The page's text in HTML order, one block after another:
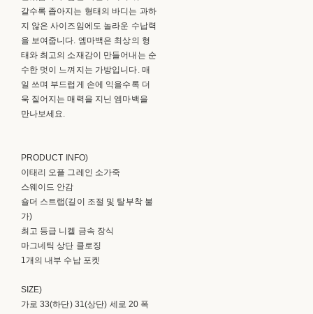
갈수록 좁아지는 형태의 바디는 과하
지 않은 사이즈임에도 놀라운 수납력
을 보여줍니다. 엠마백은 최상의 형
태와 최고의 소재감이 만들어내는 순
수한 멋이 느껴지는 가방입니다. 매
일 쓰며 부드럽게 손에 익을수록 더
욱 짙어지는 매력을 지닌 엠마백을
만나보세요.
PRODUCT INFO)
이태리 오플 그레인 소가죽
스웨이드 안감
숄더 스트랩(길이 조절 및 탈부착 불
가)
최고 등급 니켈 금속 장식
마그네틱 상단 클로징
1개의 내부 수납 포켓
SIZE)
가로 33(하단) 31(상단) 세로 20 폭